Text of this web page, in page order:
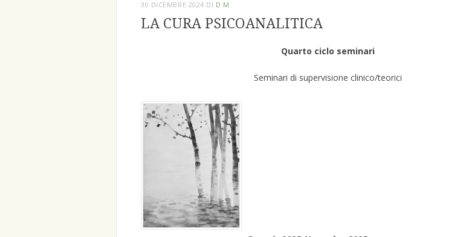
30 DICEMBRE 2024 DI D M
LA CURA PSICOANALITICA
Quarto ciclo seminari
Seminari di supervisione clinico/teorici